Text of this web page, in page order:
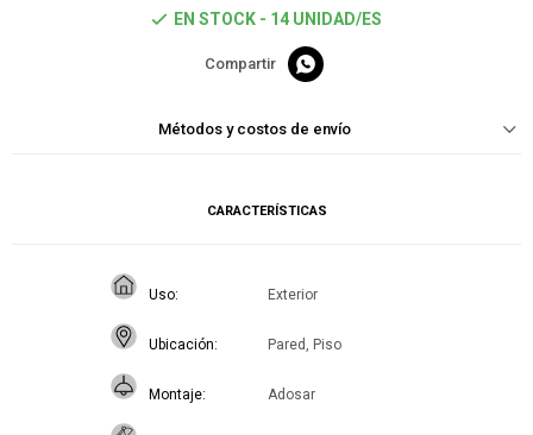
EN STOCK - 14 UNIDAD/ES

Métodos y costos de envío
CARACTERÍSTICAS
Uso Exterior
Ubicación Pared, Piso
Montaje Adosar